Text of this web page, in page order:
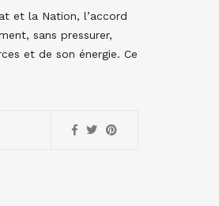
et la Nation, l’accord
sans pressurer,
et de son énergie. Ce